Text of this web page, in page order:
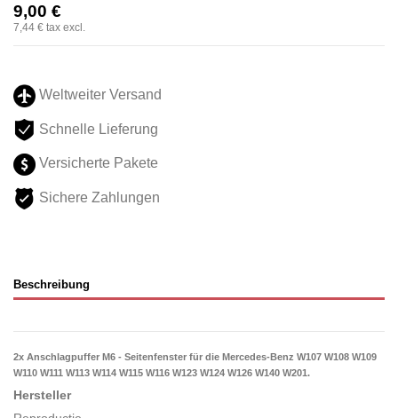
9,00 €
7,44 € tax excl.
Weltweiter Versand
Schnelle Lieferung
Versicherte Pakete
Sichere Zahlungen
Beschreibung
2x Anschlagpuffer M6 - Seitenfenster für die Mercedes-Benz W107 W108 W109
W110 W111 W113 W114 W115 W116 W123 W124 W126 W140 W201.
Hersteller